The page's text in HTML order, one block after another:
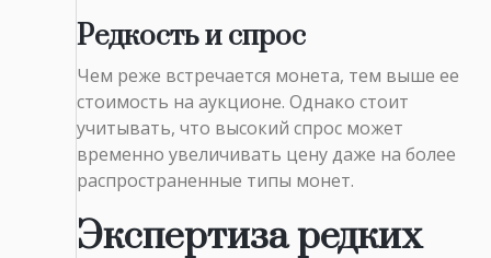
Редкость и спрос
Чем реже встречается монета, тем выше ее
стоимость на аукционе. Однако стоит
учитывать, что высокий спрос может
временно увеличивать цену даже на более
распространенные типы монет.
Экспертиза редких